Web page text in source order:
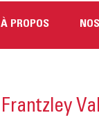
À PROPOS
Frantzley